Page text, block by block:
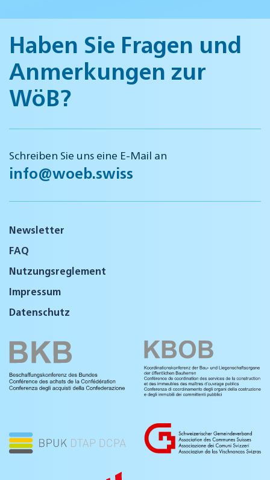
Haben Sie Fragen und
Anmerkungen zur
WöB?
Schreiben Sie uns eine E-Mail an
info@woeb.swiss
Newsletter
FAQ
Nutzungsreglement
Impressum
Datenschutz